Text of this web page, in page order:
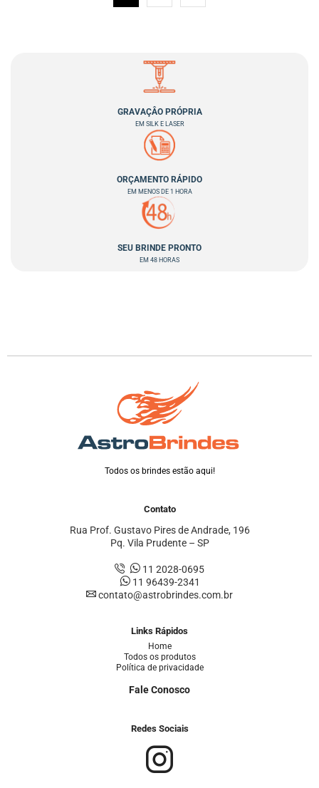
GRAVAÇÂO PRÓPRIA
EM SILK E LASER
ORÇAMENTO RÁPIDO
EM MENOS DE 1 HORA
SEU BRINDE PRONTO
EM 48 HORAS
Todos os brindes estão aqui!
Contato
Rua Prof. Gustavo Pires de Andrade, 196
Pq. Vila Prudente – SP
11 2028-0695
11 96439-2341
contato@astrobrindes.com.br
Links Rápidos
Home
Todos os produtos
Política de privacidade
Fale Conosco
Redes Sociais